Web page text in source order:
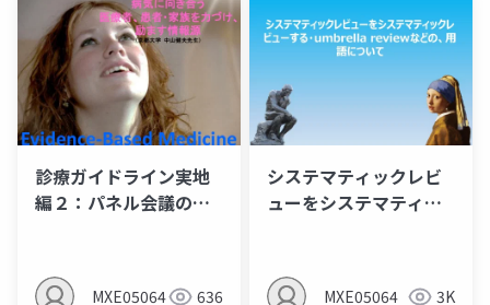
診療ガイドライン実地
編２：パネル会議のオ
MXE05064 636
システマティックレビ
ューをシステマティッ
の、用語について
MXE05064 3K